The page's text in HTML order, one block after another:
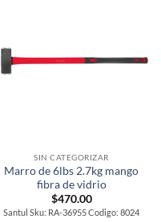
SIN CATEGORIZAR
Marro de 6lbs 2.7kg mango
fibra de vidrio
$470.00
Santul Sku: RA-36955 Codigo: 8024